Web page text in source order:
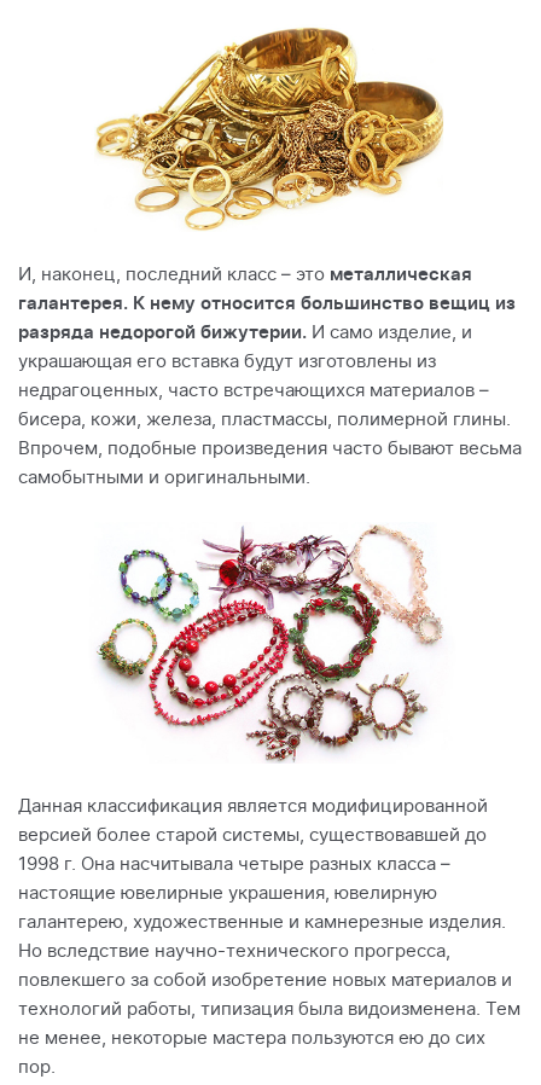
И, наконец, последний класс – это металлическая
галантерея. К нему относится большинство вещиц из
разряда недорогой бижутерии. И само изделие, и
украшающая его вставка будут изготовлены из
недрагоценных, часто встречающихся материалов –
бисера, кожи, железа, пластмассы, полимерной глины.
Впрочем, подобные произведения часто бывают весьма
самобытными и оригинальными.
Данная классификация является модифицированной
версией более старой системы, существовавшей до
1998 г. Она насчитывала четыре разных класса –
настоящие ювелирные украшения, ювелирную
галантерею, художественные и камнерезные изделия.
Но вследствие научно-технического прогресса,
повлекшего за собой изобретение новых материалов и
технологий работы, типизация была видоизменена. Тем
не менее, некоторые мастера пользуются ею до сих
пор.